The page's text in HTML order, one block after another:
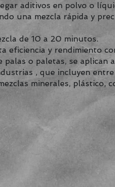
aditivos en polvo o
una mezcla rápida y
de 10 a 20 minutos.
eficiencia y rendimiento
palas o paletas, se aplican
, que incluyen
minerales, plástico,